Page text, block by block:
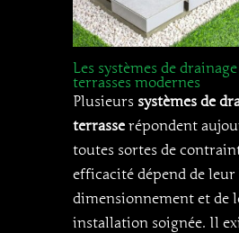
Les systèmes de
terrasses modernes
Plusieurs systèmes de
terrasse répondent
toutes sortes de
efficacité dépend de
dimensionnement et de
installation soignée. Il